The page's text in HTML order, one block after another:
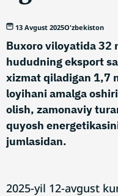
13 Avgust 2025O'zbekiston
Buxoro viloyatida 32
hududning eksport
xizmat qiladigan 1,7
loyihani amalga
olish, zamonaviy
quyosh
jumlasidan.
2025-yil 12-avgust